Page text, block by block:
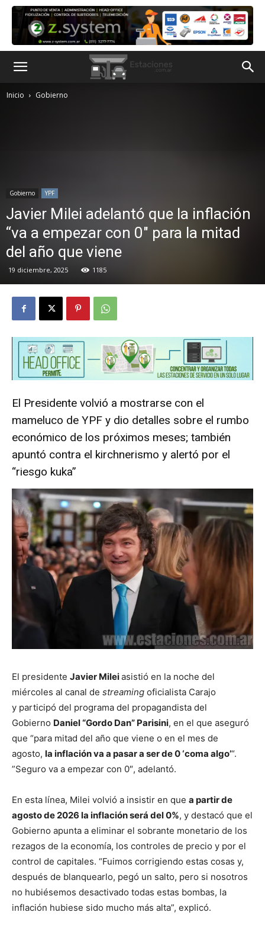
Inicio Gobierno
Gobierno YPF
Javier Milei adelantó que la inflación
“va a empezar con 0″ para la mitad
del año que viene
19 diciembre, 2025 1185
El Presidente volvió a mostrarse con el
mameluco de YPF y dio detalles sobre el rumbo
económico de los próximos meses; también
apuntó contra el kirchnerismo y alertó por el
“riesgo kuka”
El presidente Javier Mileiasistió en la noche del
miércoles al canal de streaming oficialista Carajo
y participó del programa del propagandista del
Gobierno Daniel “Gordo Dan” Parisini, en el que aseguró
que “para mitad del año que viene o en el mes de
agosto, la inflación va a pasar a ser de 0 ‘coma algo’“.
”Seguro va a empezar con 0″, adelantó.
En esta línea, Milei volvió a insistir en que a partir de
agosto de 2026 la inflación será del 0%, y destacó que el
Gobierno apunta a eliminar el sobrante monetario de los
rezagos de la economía, los controles de precio y por el
control de capitales. “Fuimos corrigiendo estas cosas y,
después de blanquearlo, pegó un salto, pero si nosotros
no hubiésemos desactivado todas estas bombas, la
inflación hubiese sido mucho más alta”, explicó.